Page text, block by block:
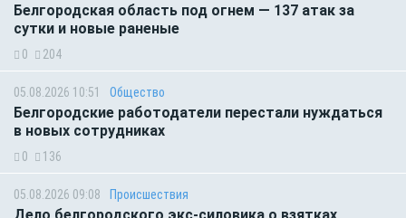
Белгородская область под огнем — 137 атак за
сутки и новые раненые
0 204
05.08.2026 10:51 Общество
Белгородские работодатели перестали нуждаться
в новых сотрудниках
0 136
05.08.2026 09:08 Происшествия
Дело белгородского экс-силовика о взятках